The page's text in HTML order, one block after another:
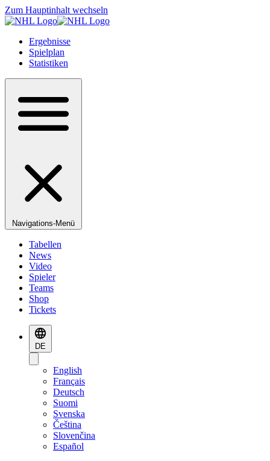
Zum Hauptinhalt wechseln
Ergebnisse
Spielplan
Statistiken
Navigations-Menü
Tabellen
News
Video
Spieler
Teams
Shop
Tickets
DE
English
Français
Deutsch
Suomi
Svenska
Čeština
Slovenčina
Español